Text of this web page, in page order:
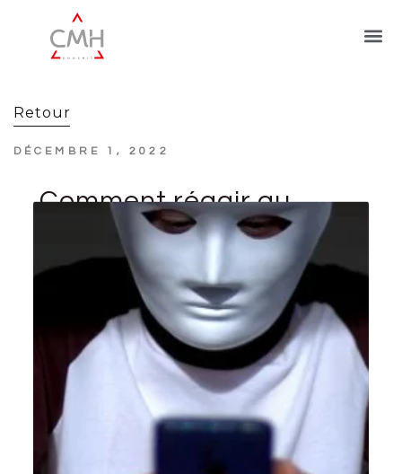
Retour
DÉCEMBRE 1, 2022
Comment réagir au
piratage des comptes
de réseaux sociaux ?